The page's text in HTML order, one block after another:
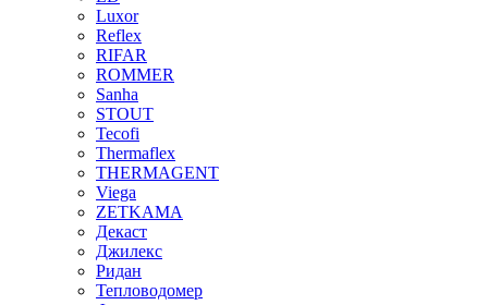
Luxor
Reflex
RIFAR
ROMMER
Sanha
STOUT
Tecofi
Thermaflex
THERMAGENT
Viega
ZETKAMA
Декаст
Джилекс
Ридан
Тепловодомер